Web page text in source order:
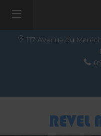
117 Avenue du